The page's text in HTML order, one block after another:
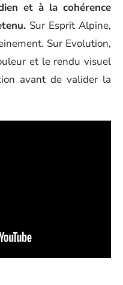
et à la cohérence
Sur Esprit Alpine,
Sur Evolution,
et le rendu visuel
avant de valider la